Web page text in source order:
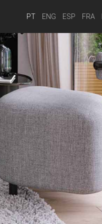
PT ENG ESP FRA